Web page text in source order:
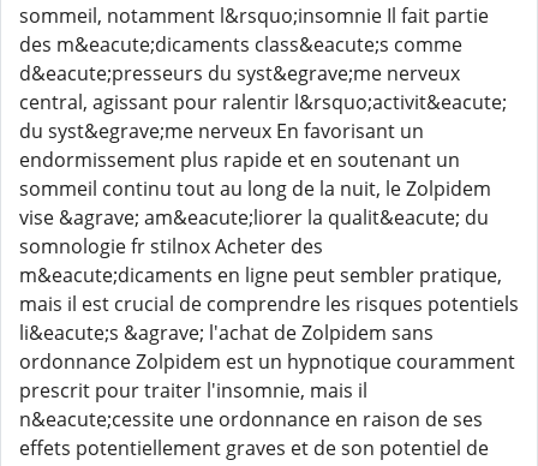
sommeil, notamment l&rsquo;insomnie Il fait partie
des m&eacute;dicaments class&eacute;s comme
d&eacute;presseurs du syst&egrave;me nerveux
central, agissant pour ralentir l&rsquo;activit&eacute;
du syst&egrave;me nerveux En favorisant un
endormissement plus rapide et en soutenant un
sommeil continu tout au long de la nuit, le Zolpidem
vise &agrave; am&eacute;liorer la qualit&eacute; du
somnologie fr stilnox Acheter des
m&eacute;dicaments en ligne peut sembler pratique,
mais il est crucial de comprendre les risques potentiels
li&eacute;s &agrave; l'achat de Zolpidem sans
ordonnance Zolpidem est un hypnotique couramment
prescrit pour traiter l'insomnie, mais il
n&eacute;cessite une ordonnance en raison de ses
effets potentiellement graves et de son potentiel de